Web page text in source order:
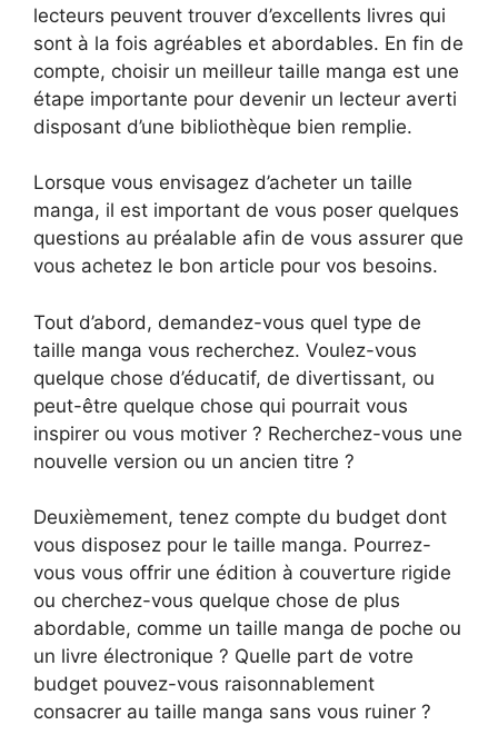
lecteurs peuvent trouver d’excellents livres qui
sont à la fois agréables et abordables. En fin de
compte, choisir un meilleur taille manga est une
étape importante pour devenir un lecteur averti
disposant d’une bibliothèque bien remplie.
Lorsque vous envisagez d’acheter un taille
manga, il est important de vous poser quelques
questions au préalable afin de vous assurer que
vous achetez le bon article pour vos besoins.
Tout d’abord, demandez-vous quel type de
taille manga vous recherchez. Voulez-vous
quelque chose d’éducatif, de divertissant, ou
peut-être quelque chose qui pourrait vous
inspirer ou vous motiver ? Recherchez-vous une
nouvelle version ou un ancien titre ?
Deuxièmement, tenez compte du budget dont
vous disposez pour le taille manga. Pourrez-
vous vous offrir une édition à couverture rigide
ou cherchez-vous quelque chose de plus
abordable, comme un taille manga de poche ou
un livre électronique ? Quelle part de votre
budget pouvez-vous raisonnablement
consacrer au taille manga sans vous ruiner ?